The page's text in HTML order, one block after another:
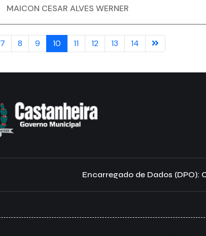
MAICON CESAR ALVES WERNER
7 8 9 10 11 12 13 14
Encarregado de Dados (DPO):